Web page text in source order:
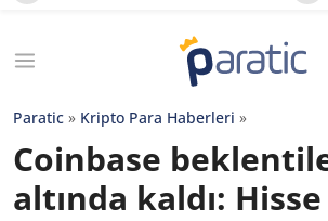
Paratic » Kripto Para Haberleri »
Coinbase
altında kaldı: